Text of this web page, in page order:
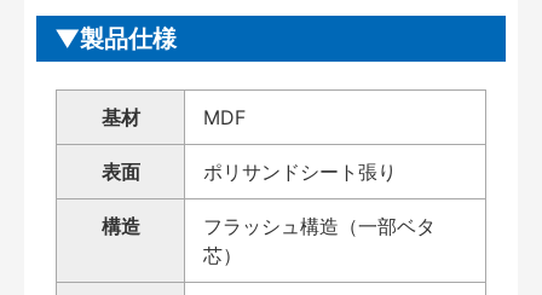
製品仕様
基材 MDF
表面 ポリサンドシート張り
構造
フラッシュ構造（一部ベタ
芯）